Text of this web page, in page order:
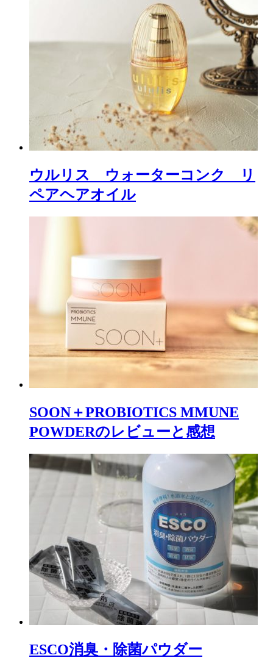
ウルリス ウォーターコンク リ
ペアヘアオイル
SOON＋PROBIOTICS MMUNE
POWDERのレビューと感想
ESCO消臭・除菌パウダー